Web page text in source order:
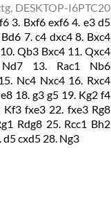
DESKTOP-I6PTC20
3. Bxf6 exf6 4. e3 d5
Bd6 7.c4 dxc4 8. Bxc4
10. Qb3 Bxc4 11. Qxc4
Nd7 13. Rac1
Nb6
Nc4 Nxc4 16. Rxc4
18. g3 g5 19. Kg2 f4
Kf3 fxe3 22. fxe3 Rg8
Rdg8 25. Rcc1 Bh2
d5cxd5 28. Ng3